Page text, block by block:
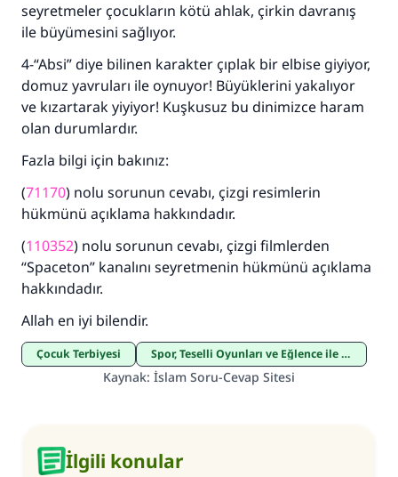
seyretmeler çocukların kötü ahlak, çirkin davranış
ile büyümesini sağlıyor.
4-“Absi” diye bilinen karakter çıplak bir elbise giyiyor,
domuz yavruları ile oynuyor! Büyüklerini yakalıyor
ve kızartarak yiyiyor! Kuşkusuz bu dinimizce haram
olan durumlardır.
Fazla bilgi için bakınız:
(71170) nolu sorunun cevabı, çizgi resimlerin
hükmünü açıklama hakkındadır.
(110352) nolu sorunun cevabı, çizgi filmlerden
“Spaceton” kanalını seyretmenin hükmünü açıklama
hakkındadır.
Allah en iyi bilendir.
Çocuk Terbiyesi Spor, Teselli Oyunları ve Eğlence ile İlgili Hükümler
Kaynak: İslam Soru-Cevap Sitesi
İlgili konular